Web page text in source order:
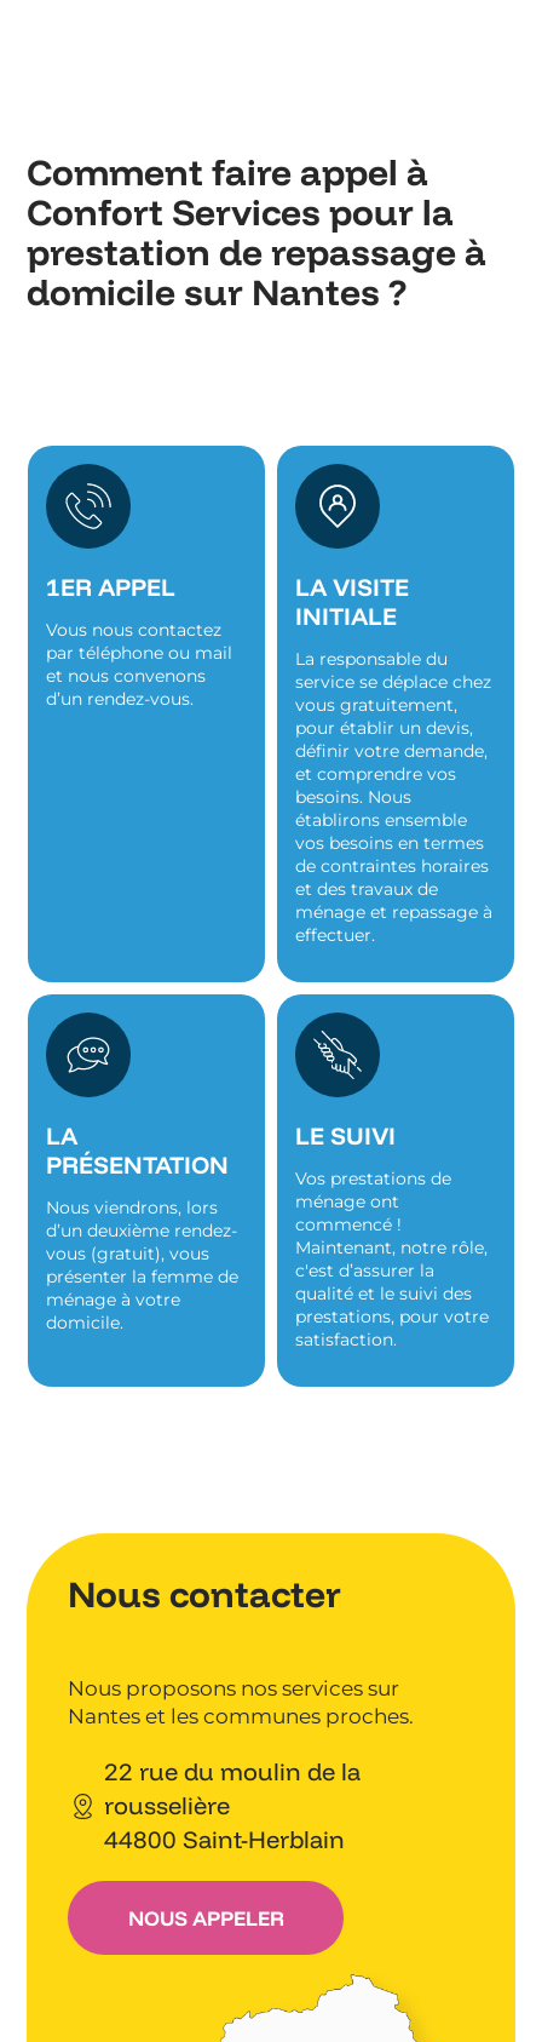
Comment faire appel à
Confort Services pour la
prestation de repassage à
domicile sur Nantes ?
1ER APPEL
Vous nous contactez
par téléphone ou mail
et nous convenons
d’un rendez-vous.
LA VISITE
INITIALE
La responsable du
service se déplace chez
vous gratuitement,
pour établir un devis,
définir votre demande,
et comprendre vos
besoins. Nous
établirons ensemble
vos besoins en termes
de contraintes horaires
et des travaux de
ménage et repassage à
effectuer.
LA
PRÉSENTATION
Nous viendrons, lors
d’un deuxième rendez-
vous (gratuit), vous
présenter la femme de
ménage à votre
domicile.
LE SUIVI
Vos prestations de
ménage ont
commencé !
Maintenant, notre rôle,
c'est d’assurer la
qualité et le suivi des
prestations, pour votre
satisfaction.
Nous contacter
Nous proposons nos services sur
Nantes et les communes proches.
22 rue du moulin de la
rousselière
44800 Saint-Herblain
NOUS APPELER